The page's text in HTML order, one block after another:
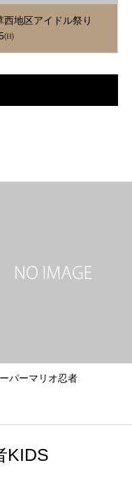
西地区アイドル祭り
㈰
パーマリオ忍者
KIDS